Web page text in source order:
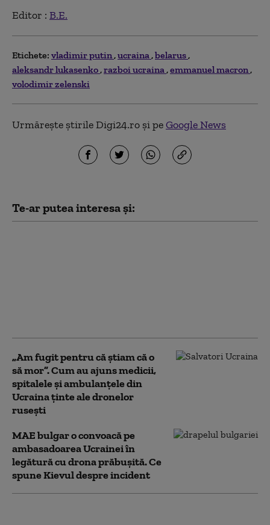
Editor : B.E.
Etichete: vladimir putin ucraina belarus
aleksandr lukasenko razboi ucraina emmanuel macron
volodimir zelenski
Urmărește știrile Digi24.ro și peGoogle News
Te-ar putea interesa și:
„Am fugit pentru că știam că o
să mor”. Cum au ajuns medicii,
spitalele și ambulanțele din
Ucraina ținte ale dronelor
rusești
MAE bulgar o convoacă pe
ambasadoarea Ucrainei în
legătură cu drona prăbuşită. Ce
spune Kievul despre incident